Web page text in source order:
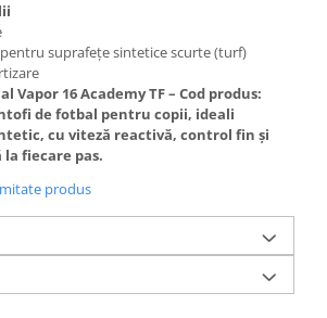
suprafețe sintetice scurte (turf)
Vapor 16 Academy TF – Cod produs:
de fotbal pentru copii, ideali
cu viteză reactivă, control fin și
fiecare pas.
produs